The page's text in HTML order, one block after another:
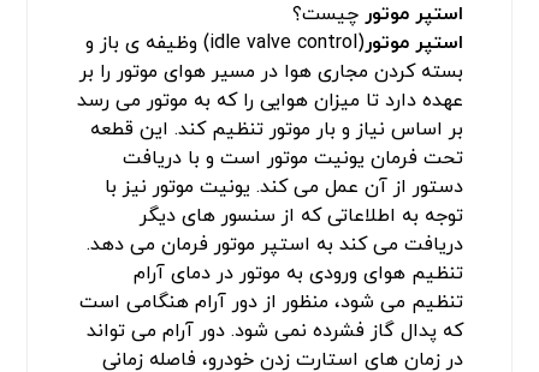
استپر موتور چیست؟
استپر موتور
(idle valve control) وظیفه ی باز و
بسته کردن مجاری هوا در مسیر هوای موتور را بر
عهده دارد تا میزان هوایی را که به موتور می رسد
بر اساس نیاز و بار موتور تنظیم کند. این قطعه
تحت فرمان یونیت موتور است و با دریافت
دستور از آن عمل می کند. یونیت موتور نیز با
توجه به اطلاعاتی که از سنسور های دیگر
دریافت می کند به استپر موتور فرمان می دهد.
تنظیم هوای ورودی به موتور در دمای آرام
تنظیم می شود، منظور از دور آرام هنگامی است
که پدال گاز فشرده نمی شود. دور آرام می تواند
در زمان های استارت زدن خودرو، فاصله زمانی